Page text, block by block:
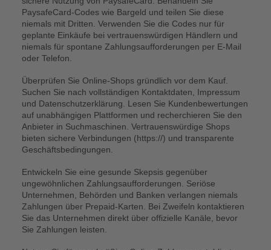
PaysafeCard-Codes wie Bargeld und teilen Sie diese
niemals mit Dritten. Verwenden Sie die Codes nur für
geplante Einkäufe bei vertrauenswürdigen Händlern und
niemals für spontane Zahlungsaufforderungen per E-Mail
oder Telefon.
Überprüfen Sie Online-Shops gründlich vor dem Kauf.
Suchen Sie nach vollständigen Kontaktdaten, Impressum
und Datenschutzerklärung. Lesen Sie Kundenbewertungen
auf unabhängigen Plattformen und recherchieren Sie den
Anbieter in Suchmaschinen. Vertrauenswürdige Shops
bieten sichere Verbindungen (https://) und transparente
Geschäftsbedingungen.
Entwickeln Sie eine gesunde Skepsis gegenüber
ungewöhnlichen Zahlungsaufforderungen. Seriöse
Unternehmen, Behörden und Banken verlangen niemals
Zahlungen über Prepaid-Karten. Bei Zweifeln kontaktieren
Sie das Unternehmen direkt über offizielle Kanäle, bevor
Sie Zahlungen leisten.